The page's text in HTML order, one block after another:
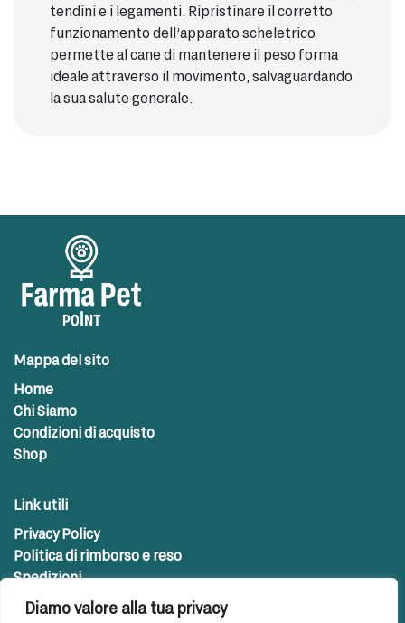
Diamo valore alla tua privacy
tendini e i legamenti. Ripristinare il corretto
funzionamento dell’apparato scheletrico
permette al cane di mantenere il peso forma
ideale attraverso il movimento, salvaguardando
la sua salute generale.
Mappa del sito
Home
Chi Siamo
Condizioni di acquisto
Shop
Link utili
Privacy Policy
Politica di rimborso e reso
Spedizioni